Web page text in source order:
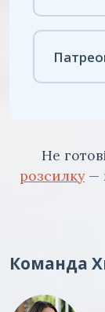
Не
розсилку—
Команда